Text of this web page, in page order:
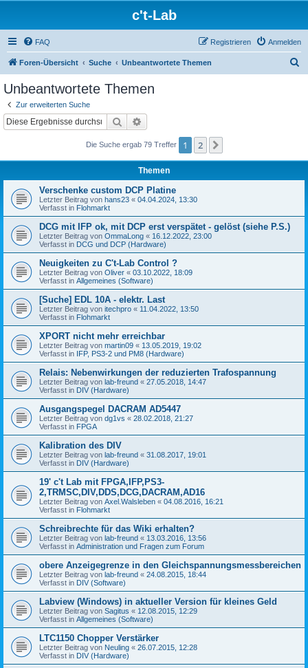
c't-Lab
FAQ Anmelden
Registrieren
Foren-Übersicht Suche Unbeantwortete Themen
Unbeantwortete Themen
Zur erweiterten Suche
Suche
Die Suche ergab 79 Treffer 1 2
Themen
Verschenke custom DCP Platine
Letzter Beitrag von hans23 « 04.04.2024, 13:30
Verfasst in Flohmarkt
DCG mit IFP ok, mit DCP erst verspätet - gelöst (siehe P.S.)
Letzter Beitrag von OmmaLong « 16.12.2022, 23:00
Verfasst in DCG und DCP (Hardware)
Neuigkeiten zu C't-Lab Control ?
Letzter Beitrag von Oliver « 03.10.2022, 18:09
Verfasst in Allgemeines (Software)
[Suche] EDL 10A - elektr. Last
Letzter Beitrag von itechpro « 11.04.2022, 13:50
Verfasst in Flohmarkt
XPORT nicht mehr erreichbar
Letzter Beitrag von martin09 « 13.05.2019, 19:02
Verfasst in IFP, PS3-2 und PM8 (Hardware)
Relais: Nebenwirkungen der reduzierten Trafospannung
Letzter Beitrag von lab-freund « 27.05.2018, 14:47
Verfasst in DIV (Hardware)
Ausgangspegel DACRAM AD5447
Letzter Beitrag von dg1vs « 28.02.2018, 21:27
Verfasst in FPGA
Kalibration des DIV
Letzter Beitrag von lab-freund « 31.08.2017, 19:01
Verfasst in DIV (Hardware)
19' c't Lab mit FPGA,IFP,PS3-
2,TRMSC,DIV,DDS,DCG,DACRAM,AD16
Letzter Beitrag von Axel.Walsleben « 04.08.2016, 16:21
Verfasst in Flohmarkt
Schreibrechte für das Wiki erhalten?
Letzter Beitrag von lab-freund « 13.03.2016, 13:56
Verfasst in Administration und Fragen zum Forum
obere Anzeigegrenze in den Gleichspannungsmessbereichen
Letzter Beitrag von lab-freund « 24.08.2015, 18:44
Verfasst in DIV (Software)
Labview (Windows) in aktueller Version für kleines Geld
Letzter Beitrag von Sagitus « 12.08.2015, 12:29
Verfasst in Allgemeines (Software)
LTC1150 Chopper Verstärker
Letzter Beitrag von Neuling « 26.07.2015, 12:28
Verfasst in DIV (Hardware)